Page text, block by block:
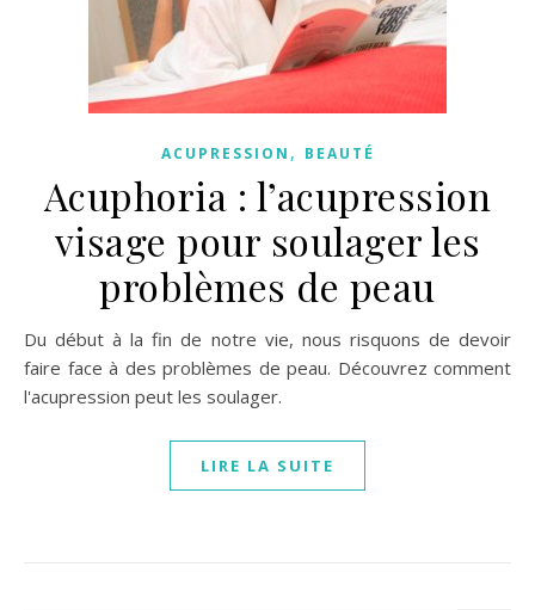
ACUPRESSION , BEAUTÉ
Acuphoria : l’acupression
visage pour soulager les
problèmes de peau
Du début à la fin de notre vie, nous risquons de devoir
faire face à des problèmes de peau. Découvrez comment
l'acupression peut les soulager.
LIRE LA SUITE